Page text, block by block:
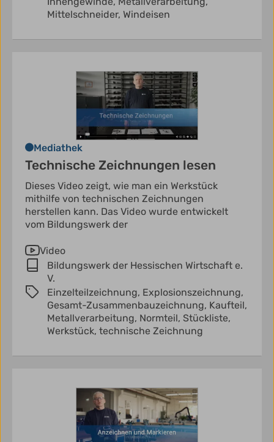
Mittelschneider, Windeisen
Mediathek
Technische Zeichnungen lesen
Dieses Video zeigt, wie man ein Werkstück
mithilfe von technischen Zeichnungen
herstellen kann. Das Video wurde entwickelt
vom Bildungswerk der
Video
Bildungswerk der Hessischen Wirtschaft e.
V.
Einzelteilzeichnung, Explosionszeichnung,
Gesamt-Zusammenbauzeichnung, Kaufteil,
Metallverarbeitung, Normteil, Stückliste,
Werkstück, technische Zeichnung